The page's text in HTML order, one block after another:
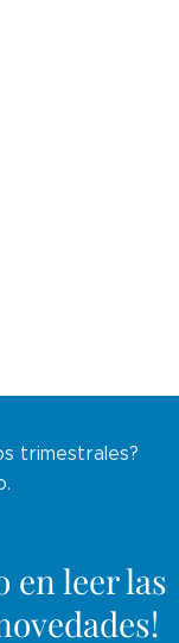
trimestrales?
en leer las